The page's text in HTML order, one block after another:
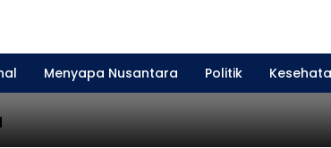
Menyapa Nusantara Politik
Vaksin Bersama